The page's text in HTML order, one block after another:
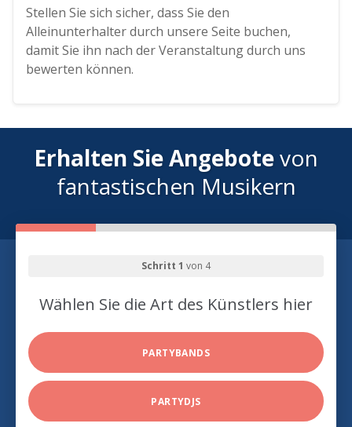
Stellen Sie sich sicher, dass Sie den
Alleinunterhalter durch unsere Seite buchen,
damit Sie ihn nach der Veranstaltung durch uns
bewerten können.
Erhalten Sie Angebotevon
fantastischen Musikern
Schritt 1 von 4
Wählen Sie die Art des Künstlers hier
PARTYBANDS
PARTYDJS